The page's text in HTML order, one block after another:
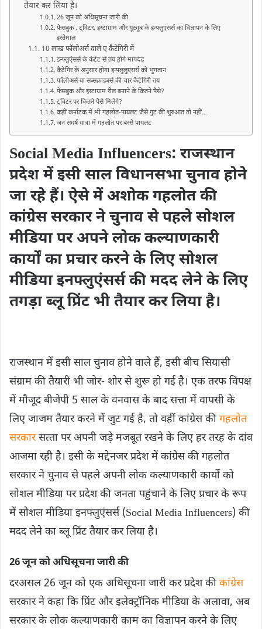
तैयार कर लिया है।
26 जून को अधिसूचना जारी की
फेसबुक , ट्विटर, इंस्टाग्राम और यूट्यूब के इन्‍फ्लुएंसर्स का विज्ञापन के लिए
इस्‍तेमाल
10 लाख फॉलोअर्स वाले ए कैटेगिरी में
इन्फ्लुएंसर्स के कंटेंट से तय होंगे मापदंड
कैटेगिर के अनुसार होगा इन्‍फ्लुलुएंसर्स को भुगतान
फॉलोअर्स या सब्‍सक्राइबर्स की चार कैटेगिरी तय
फेसबुक और इंस्‍टाग्राम रील बनाने के कितने पैसे?
ट्विटर पर कितने पैसे मिलेंगे?
कहीं कर्नाटक में भी गहलोत-पायलट जैसे गुट की शुरुआत तो नहीं…
जन संघर्ष यात्रा में गहलोत पर बरसे पायलट
Social Media Influencers: राजस्थान
प्रदेश में इसी साल विधानसभा चुनाव होने
जा रहे हैं। ऐसे में अशोक गहलोत की
कांग्रेस सरकार ने चुनाव से पहले सोशल
मीडिया पर अपने लोक कल्याणकारी
कार्यों का प्रचार करने के लिए सोशल
मीडिया इनफ्लुएंसर्स की मदद लेने के लिए
तगड़ा ब्‍लू प्रिंट भी तैयार कर लिया है।
राजस्थान में इसी साल चुनाव होने वाले हैं, इसी बीच सियासी
संग्राम की तैयारी भी जोर- शोर से शुरू हो गई है। एक तरफ विपक्ष
में मौजूद बीजेपी 5 साल के वनवास के बाद सत्ता में वापसी के
लिए जाजम तैयार करने में जुट गई है, तो वहीं कांग्रेस की गहलोत
सरकारसत्‍ता पर अपनी जड़े मजबूत रखने के लिए हर तरह के दांव
आजमा रही है। इसी के मद्देनजर प्रदेश में कांग्रेस की गहलोत
सरकार ने चुनाव से पहले अपनी लोक कल्याणकारी कार्यों को
सोशल मीडिया पर प्रदेश की जनता पहुंचाने के लिए प्रचार के रूप
में सोशल मीडिया इनफ्लुएंसर्स (Social Media Influencers) की
मदद लेने का ब्‍लू प्रिंट तैयार कर लिया है।
26 जून को अधिसूचना जारी की
दरअसल 26 जून को एक अधिसूचना जारी कर प्रदेश की कांग्रेस
सरकार ने कहा कि प्रिंट और इलेक्ट्रॉनिक मीडिया के अलावा, अब
सरकार के लोक कल्‍याणकारी काम का विज्ञापन करने के लिए